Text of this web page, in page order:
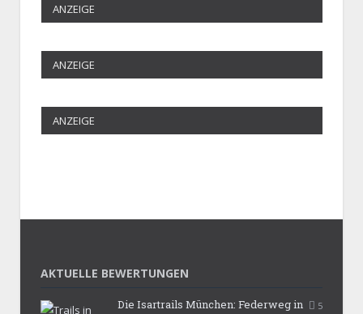
ANZEIGE
ANZEIGE
ANZEIGE
AKTUELLE BEWERTUNGEN
5
Die Isartrails München: Federweg in